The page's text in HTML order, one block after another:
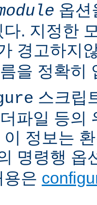
옵션
. 지정한
경고하지
을 정확히
스크립
파일 등의
정보는
명령행 옵
용은